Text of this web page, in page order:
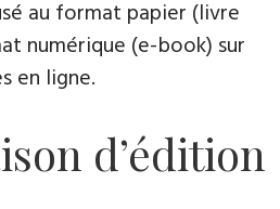
au format papier (livre
numérique (e-book) sur
en ligne.
d’édition